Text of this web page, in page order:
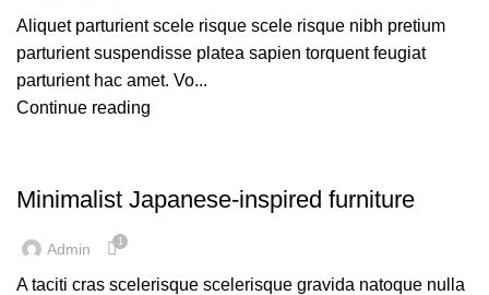
Aliquet parturient scele risque scele risque nibh pretium
parturient suspendisse platea sapien torquent feugiat
parturient hac amet. Vo...
Continue reading
Minimalist Japanese-inspired furniture
Admin 1
A taciti cras scelerisque scelerisque gravida natoque nulla